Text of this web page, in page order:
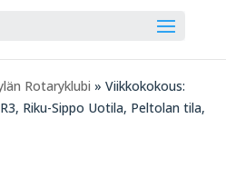
Rotaryklubi » Viikkokokous:
Riku-Sippo Uotila, Peltolan tila,